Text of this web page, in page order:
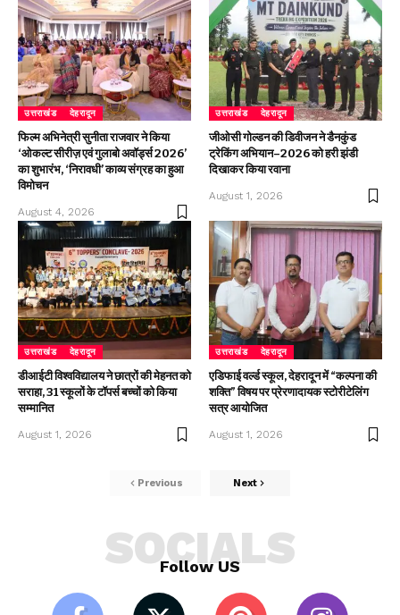
उत्तराखंड देहरादून
फिल्म अभिनेत्री सुनीता राजवार ने किया
‘ओकल्ट सीरीज़ एवं गुलाबो अवॉर्ड्स 2026’
का शुभारंभ, ‘निरावधी’ काव्य संग्रह का हुआ
विमोचन
August 4, 2026
उत्तराखंड देहरादून
जीओसी गोल्डन की डिवीजन ने डैनकुंड
ट्रेकिंग अभियान–2026 को हरी झंडी
दिखाकर किया रवाना
August 1, 2026
उत्तराखंड देहरादून
डीआईटी विश्वविद्यालय ने छात्रों की मेहनत को
सराहा, 31 स्कूलों के टॉपर्स बच्चों को किया
सम्मानित
August 1, 2026
उत्तराखंड देहरादून
एडिफाई वर्ल्ड स्कूल, देहरादून में “कल्पना की
शक्ति” विषय पर प्रेरणादायक स्टोरीटेलिंग
सत्र आयोजित
August 1, 2026
Previous Next
Follow US
SOCIALS